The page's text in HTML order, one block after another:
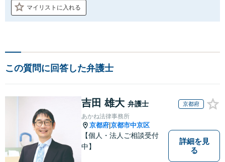
マイリストに入れる
この質問に回答した弁護士
吉田 雄大 弁護士 京都府
あかね法律事務所
京都府 京都市中京区
【個人・法人ご相談受付
中】
詳細を見
る